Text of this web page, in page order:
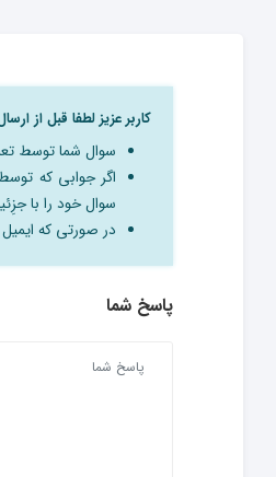
کاربر عزیز لطفا قبل از
سوال شما توسط
اگر جوابی که
سوال خود را با
در صورتی که ایمیل
پاسخ شما